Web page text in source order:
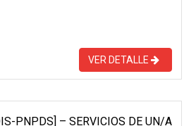
VER DETALLE
PNPDS] – SERVICIOS DE UN/A